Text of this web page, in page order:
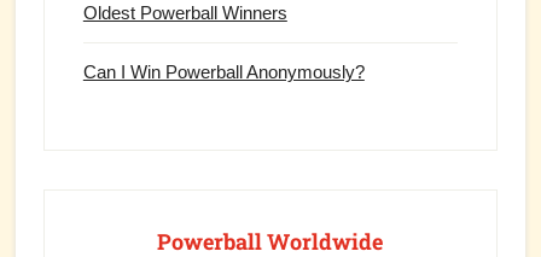
Oldest Powerball Winners
Can I Win Powerball Anonymously?
Powerball Worldwide